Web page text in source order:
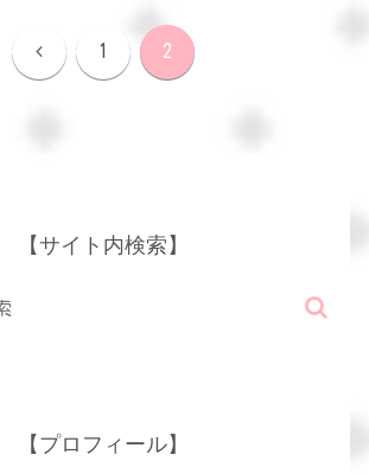
前 1 2
【サイト内検索】
【プロフィール】